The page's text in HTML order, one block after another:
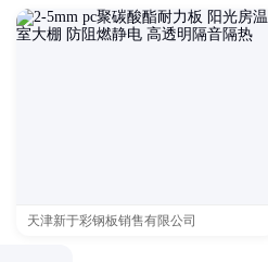
天津新于彩钢板销售有限公司